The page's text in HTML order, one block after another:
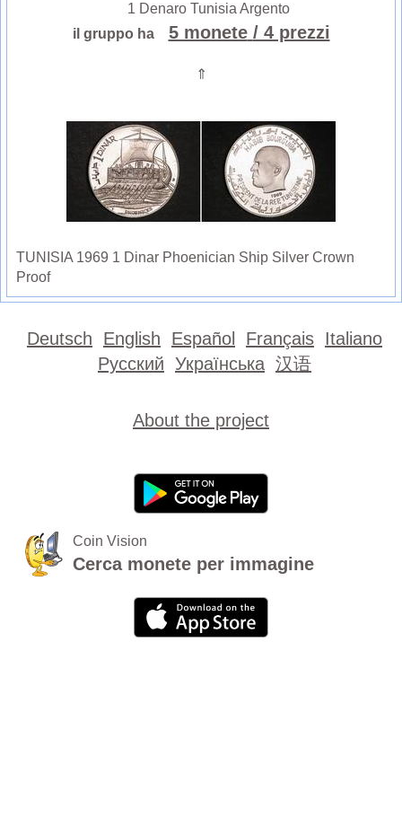
1 Denaro Tunisia Argento
il gruppo ha
5 monete / 4 prezzi
⇑
TUNISIA 1969 1 Dinar Phoenician Ship Silver Crown
Proof
Deutsch English Español Français Italiano
Русский Українська 汉语
About the project
Coin Vision
Cerca monete per immagine